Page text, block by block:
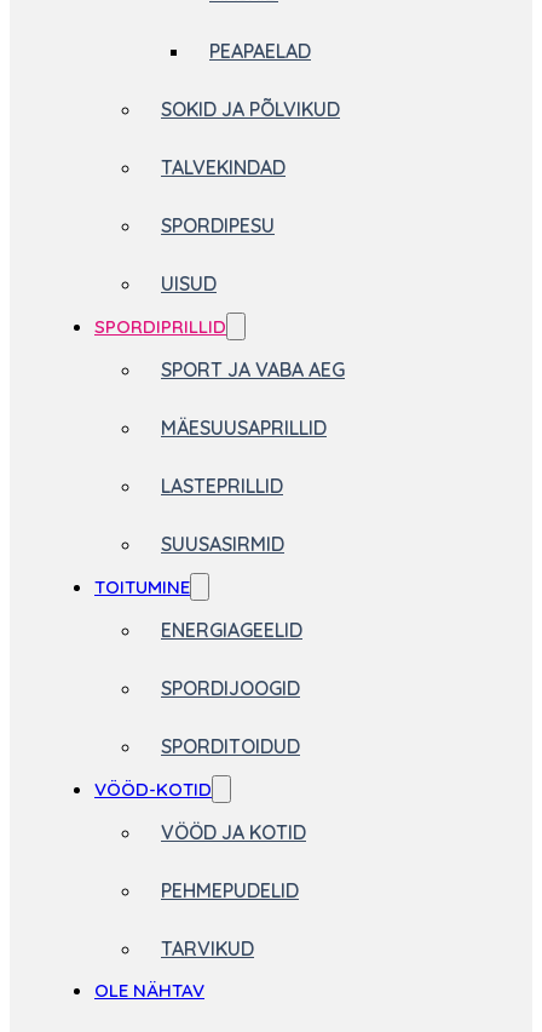
PEAPAELAD
SOKID JA PÕLVIKUD
TALVEKINDAD
SPORDIPESU
UISUD
SPORDIPRILLID
SPORT JA VABA AEG
MÄESUUSAPRILLID
LASTEPRILLID
SUUSASIRMID
TOITUMINE
ENERGIAGEELID
SPORDIJOOGID
SPORDITOIDUD
VÖÖD-KOTID
VÖÖD JA KOTID
PEHMEPUDELID
TARVIKUD
OLE NÄHTAV